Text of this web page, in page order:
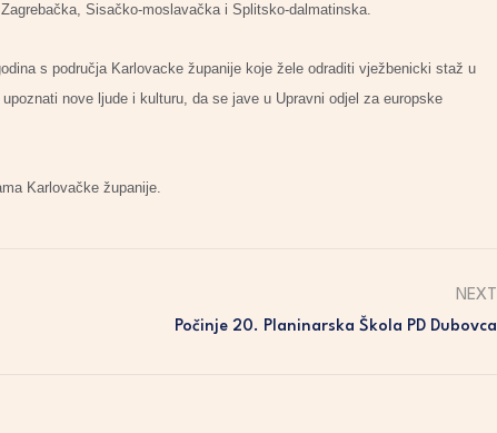
Sisačko-moslavačka i Splitsko-dalmatinska.
s područja Karlovacke županije koje žele odraditi vježbenicki staž u
nove ljude i kulturu, da se jave u Upravni odjel za europske
Karlovačke županije.
NEXT
Počinje 20. Planinarska Škola PD Dubovca